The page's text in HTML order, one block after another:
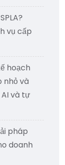
vụ cấp
hoạch
nhỏ và
AI và tự
pháp
doanh